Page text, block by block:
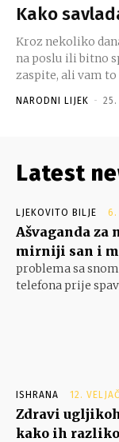
Kako
Kroz nekoliko
na poslu ili bitno
zaspite, ali vam to
NARODNI LIJEK - 25.
Latest
LJEKOVITO BILJE 6.
Ašvaganda za
mirniji san i
problema sa
telefona prije
ISHRANA 12.
Zdravi
kako ih